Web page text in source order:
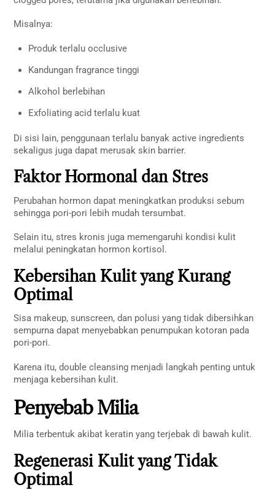
Misalnya:
Produk terlalu occlusive
Kandungan fragrance tinggi
Alkohol berlebihan
Exfoliating acid terlalu kuat
Di sisi lain, penggunaan terlalu banyak active ingredients
sekaligus juga dapat merusak skin barrier.
Faktor Hormonal dan Stres
Perubahan hormon dapat meningkatkan produksi sebum
sehingga pori-pori lebih mudah tersumbat.
Selain itu, stres kronis juga memengaruhi kondisi kulit
melalui peningkatan hormon kortisol.
Kebersihan Kulit yang Kurang
Optimal
Sisa makeup, sunscreen, dan polusi yang tidak dibersihkan
sempurna dapat menyebabkan penumpukan kotoran pada
pori-pori.
Karena itu, double cleansing menjadi langkah penting untuk
menjaga kebersihan kulit.
Penyebab Milia
Milia terbentuk akibat keratin yang terjebak di bawah kulit.
Regenerasi Kulit yang Tidak
Optimal